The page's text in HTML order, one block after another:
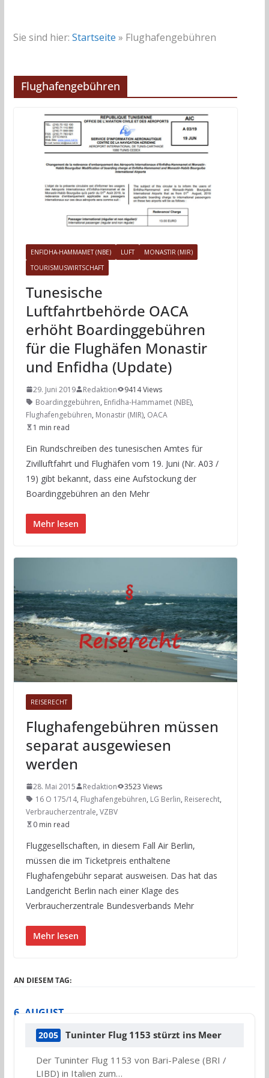
Sie sind hier: Startseite » Flughafengebühren
Flughafengebühren
ENFIDHA-HAMMAMET (NBE) LUFT
MONASTIR (MIR)
TOURISMUSWIRTSCHAFT
Tunesische
Luftfahrtbehörde OACA
erhöht Boardinggebühren
für die Flughäfen Monastir
und Enfidha (Update)
29. Juni 2019 Redaktion
9414 Views
Boardinggebühren, Enfidha-Hammamet (NBE),
Flughafengebühren, Monastir (MIR), OACA
1 min read
Ein Rundschreiben des tunesischen Amtes für
Zivilluftfahrt und Flughäfen vom 19. Juni (Nr. A03 /
19) gibt bekannt, dass eine Aufstockung der
Boardinggebühren an den Mehr
Mehr lesen
REISERECHT
Flughafengebühren müssen
separat ausgewiesen
werden
28. Mai 2015 Redaktion
3523 Views
16 O 175/14, Flughafengebühren, LG Berlin, Reiserecht,
Verbraucherzentrale, VZBV
0 min read
Fluggesellschaften, in diesem Fall Air Berlin,
müssen die im Ticketpreis enthaltene
Flughafengebühr separat ausweisen. Das hat das
Landgericht Berlin nach einer Klage des
Verbraucherzentrale Bundesverbands Mehr
Mehr lesen
AN DIESEM TAG:
6. AUGUST
2005 Tuninter Flug 1153 stürzt ins Meer
Der Tuninter Flug 1153 von Bari-Palese (BRI /
LIBD) in Italien zum…